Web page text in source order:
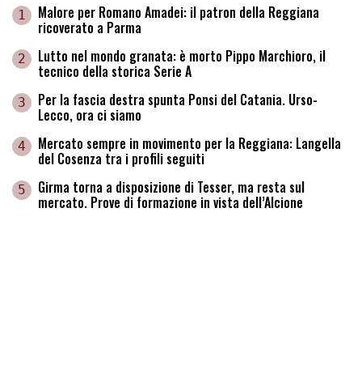
1 Malore per Romano Amadei: il patron della Reggiana
ricoverato a Parma
2 Lutto nel mondo granata: è morto Pippo Marchioro, il
tecnico della storica Serie A
3 Per la fascia destra spunta Ponsi del Catania. Urso-
Lecco, ora ci siamo
4 Mercato sempre in movimento per la Reggiana: Langella
del Cosenza tra i profili seguiti
5 Girma torna a disposizione di Tesser, ma resta sul
mercato. Prove di formazione in vista dell’Alcione